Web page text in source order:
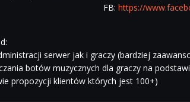
FB: https://
serwer jak i graczy (bardziej
botów muzycznych dla graczy na
propozycji klientów których jest 100+)